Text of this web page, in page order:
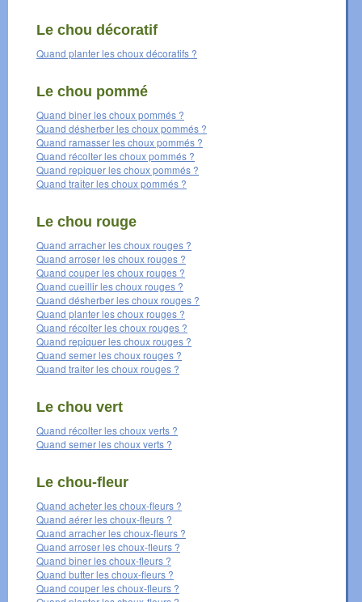
Le chou décoratif
Quand planter les choux décoratifs ?
Le chou pommé
Quand biner les choux pommés ?
Quand désherber les choux pommés ?
Quand ramasser les choux pommés ?
Quand récolter les choux pommés ?
Quand repiquer les choux pommés ?
Quand traiter les choux pommés ?
Le chou rouge
Quand arracher les choux rouges ?
Quand arroser les choux rouges ?
Quand couper les choux rouges ?
Quand cueillir les choux rouges ?
Quand désherber les choux rouges ?
Quand planter les choux rouges ?
Quand récolter les choux rouges ?
Quand repiquer les choux rouges ?
Quand semer les choux rouges ?
Quand traiter les choux rouges ?
Le chou vert
Quand récolter les choux verts ?
Quand semer les choux verts ?
Le chou-fleur
Quand acheter les choux-fleurs ?
Quand aérer les choux-fleurs ?
Quand arracher les choux-fleurs ?
Quand arroser les choux-fleurs ?
Quand biner les choux-fleurs ?
Quand butter les choux-fleurs ?
Quand couper les choux-fleurs ?